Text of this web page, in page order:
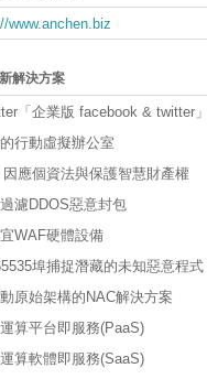
www.anchen.biz
解決方案
「企業版 facebook & twitter」
行動虛擬辦公室
因應個資法與保護智慧財產權
濾DDOS惡意封包
WAF硬體設備
埠捕捉潛藏的未知惡意程式
原始架構的NAC解決方案
算平台即服務(PaaS)
算軟體即服務(SaaS)